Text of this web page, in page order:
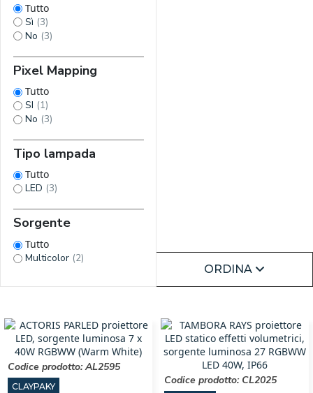
ORDINA
Codice prodotto:AL2595
CLAYPAKY Codice prodotto: CL2025
Tutto
Sì (3)
No (3)
Pixel Mapping
Tutto
SI (1)
No (3)
Tipo lampada
Tutto
LED (3)
Sorgente
Tutto
Multicolor (2)